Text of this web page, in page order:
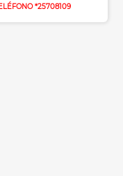
*25708109